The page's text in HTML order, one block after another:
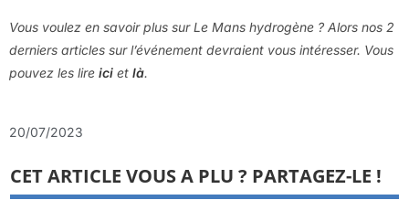
Vous voulez en savoir plus sur Le Mans hydrogène ? Alors nos 2
derniers articles sur l’événement devraient vous intéresser. Vous
pouvez les lire ici et là.
20/07/2023
CET ARTICLE VOUS A PLU ? PARTAGEZ-LE !